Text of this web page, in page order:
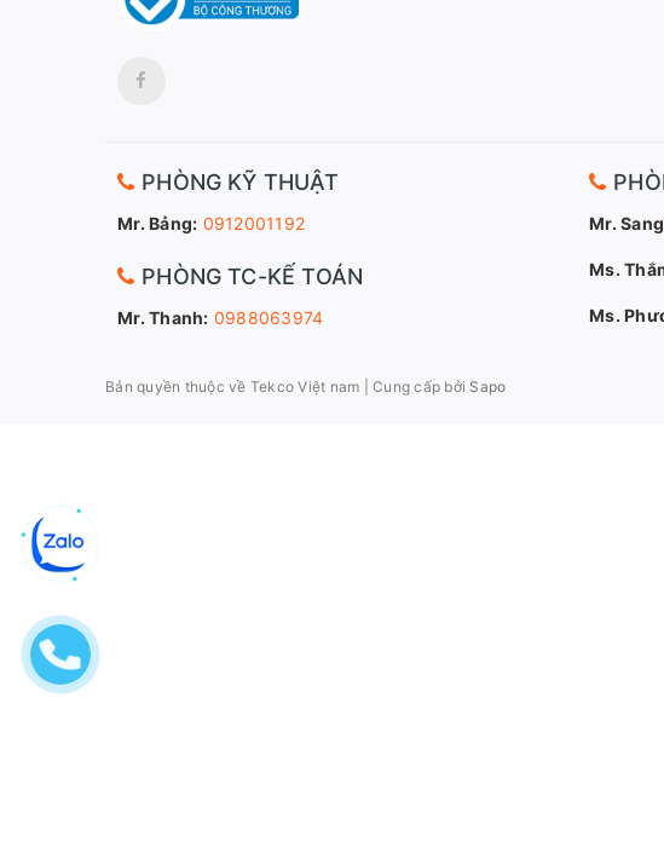
PHÒNG KỸ THUẬT
Mr. Bảng: 0912001192
PHÒNG TC-KẾ TOÁN
Mr. Thanh: 0988063974
Mr.
Ms.
Ms.
Bản quyền thuộc về Tekco Việt nam Cung cấp bởi Sapo